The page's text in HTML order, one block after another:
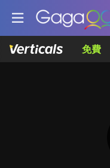
免費